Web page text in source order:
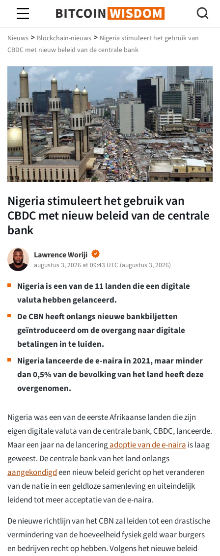
Bitcoin-wijsheid
Nieuws > Blockchain-nieuws > Nigeria stimuleert het gebruik van
CBDC met nieuw beleid van de centrale bank
Nigeria stimuleert het gebruik van
CBDC met nieuw beleid van de centrale
bank
Lawrence Woriji
augustus 3, 2026 at 09:43 UTC (augustus 3, 2026)
Nigeria is een van de 11 landen die een digitale
valuta hebben gelanceerd.
De CBN heeft onlangs nieuwe bankbiljetten
geïntroduceerd om de overgang naar digitale
betalingen in te luiden.
Nigeria lanceerde de e-naira in 2021, maar minder
dan 0,5% van de bevolking van het land heeft deze
overgenomen.
Nigeria was een van de eerste Afrikaanse landen die zijn
eigen digitale valuta van de centrale bank, CBDC, lanceerde.
Maar een jaar na de lanceringadoptie van de e-naira is laag
geweest. De centrale bank van het land onlangs
aangekondigdeen nieuw beleid gericht op het veranderen
van de natie in een geldloze samenleving en uiteindelijk
leidend tot meer acceptatie van de e-naira.
De nieuwe richtlijn van het CBN zal leiden tot een drastische
vermindering van de hoeveelheid fysiek geld waar burgers
en bedrijven recht op hebben. Volgens het nieuwe beleid